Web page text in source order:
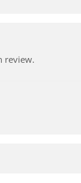
review.